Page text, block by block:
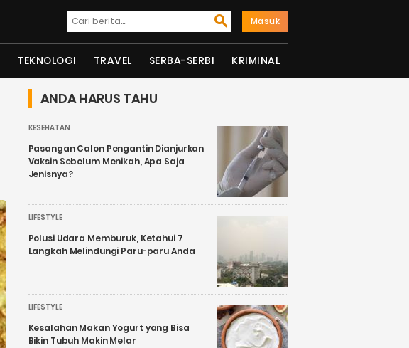
Masuk
TEKNOLOGI TRAVEL SERBA-SERBI KRIMINAL
ANDA HARUS TAHU
KESEHATAN
Pasangan Calon Pengantin Dianjurkan
Vaksin Sebelum Menikah, Apa Saja
Jenisnya?
LIFESTYLE
Polusi Udara Memburuk, Ketahui 7
Langkah Melindungi Paru-paru Anda
LIFESTYLE
Kesalahan Makan Yogurt yang Bisa
Bikin Tubuh Makin Melar